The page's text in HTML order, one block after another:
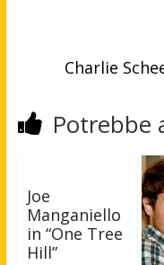
Charlie
Potrebbe
Joe
Manganiello
in “One Tree
Hill”